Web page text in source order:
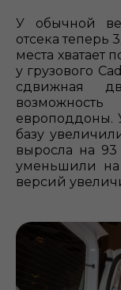
У обычной
отсека теперь
места хватает
у грузового
сдвижная
европоддоны.
базу
выросла на
уменьшили
версий